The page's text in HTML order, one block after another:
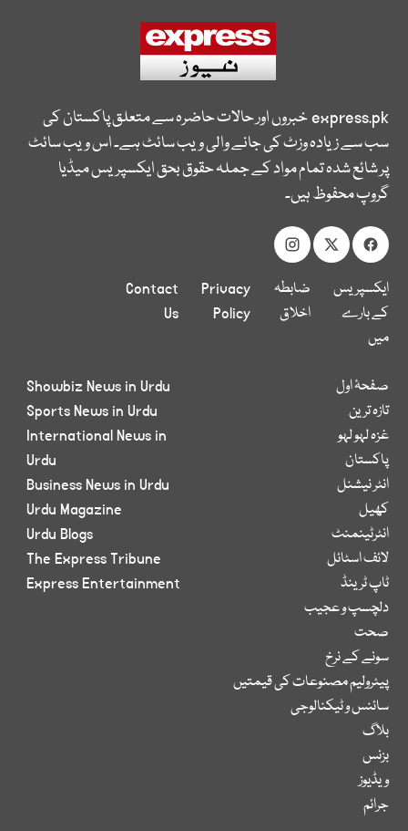
express.pkخبروں اور حالات حاضرہ سے متعلق پاکستان کی
سب سے زیادہ وزٹ کی جانے والی ویب سائٹ ہے۔ اس ویب سائٹ
پر شائع شدہ تمام مواد کے جملہ حقوق بحق ایکسپریس میڈیا
گروپ محفوظ ہیں۔
ایکسپریس
کے بارے
میں
ضابطہ
اخلاق
Privacy
Policy
Contact
Us
صفحۂ اول
تازہ ترین
غزہ لہو لہو
پاکستان
انٹر نیشنل
کھیل
انٹرٹینمنٹ
لائف اسٹائل
ٹاپ ٹرینڈ
دلچسپ و عجیب
صحت
سونے کے نرخ
پیٹرولیم مصنوعات کی قیمتیں
سائنس و ٹیکنالوجی
بلاگ
بزنس
ویڈیوز
جرائم
Showbiz News in Urdu
Sports News in Urdu
International News in
Urdu
Business News in Urdu
Urdu Magazine
Urdu Blogs
The Express Tribune
Express Entertainment